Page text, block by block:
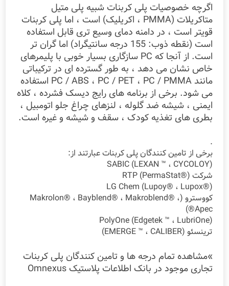
اگرچه خصوصیات پلی کربنات شبیه پلی متیل
متاکریلات (PMMA ، اکریلیک) است ، اما پلی کربنات
قویتر است ، در دامنه دمای وسیع تری قابل استفاده
است (نقطه ذوب: 155 درجه سانتیگراد) اما گران تر
است. از آنجا که PC سازگاری بسیار خوبی با پلیمرهای
خاص نشان می دهد ، به طور گسترده ای در ترکیباتی
مانند PC / ABS ، PC / PET ، PC / PMMA استفاده
می شود. برخی از برنامه های رایج دیسک فشرده ، کلاه
ایمنی ، شیشه ضد گلوله ، لنزهای چراغ جلو اتومبیل ،
بطری های تغذیه کودک ، سقف و شیشه و غیره است.
.
برخی از تامین کنندگان پلی کربنات عبارتند از:
SABIC (LEXAN ™ ، CYCOLOY)
شرکت RTP (PermaStat®)
LG Chem (Lupoy® ، Lupox®)
کووسترو (Makrolon® ، Bayblend® ، Makroblend® ،
Apec®)
PolyOne (Edgetek ™ ، LubriOne)
ترینسئو (EMERGE ™ ، CALIBER)
»مشاهده تمام درجه ها و تامین کنندگان پلی کربنات
تجاری موجود در بانک اطلاعات پلاستیک Omnexus